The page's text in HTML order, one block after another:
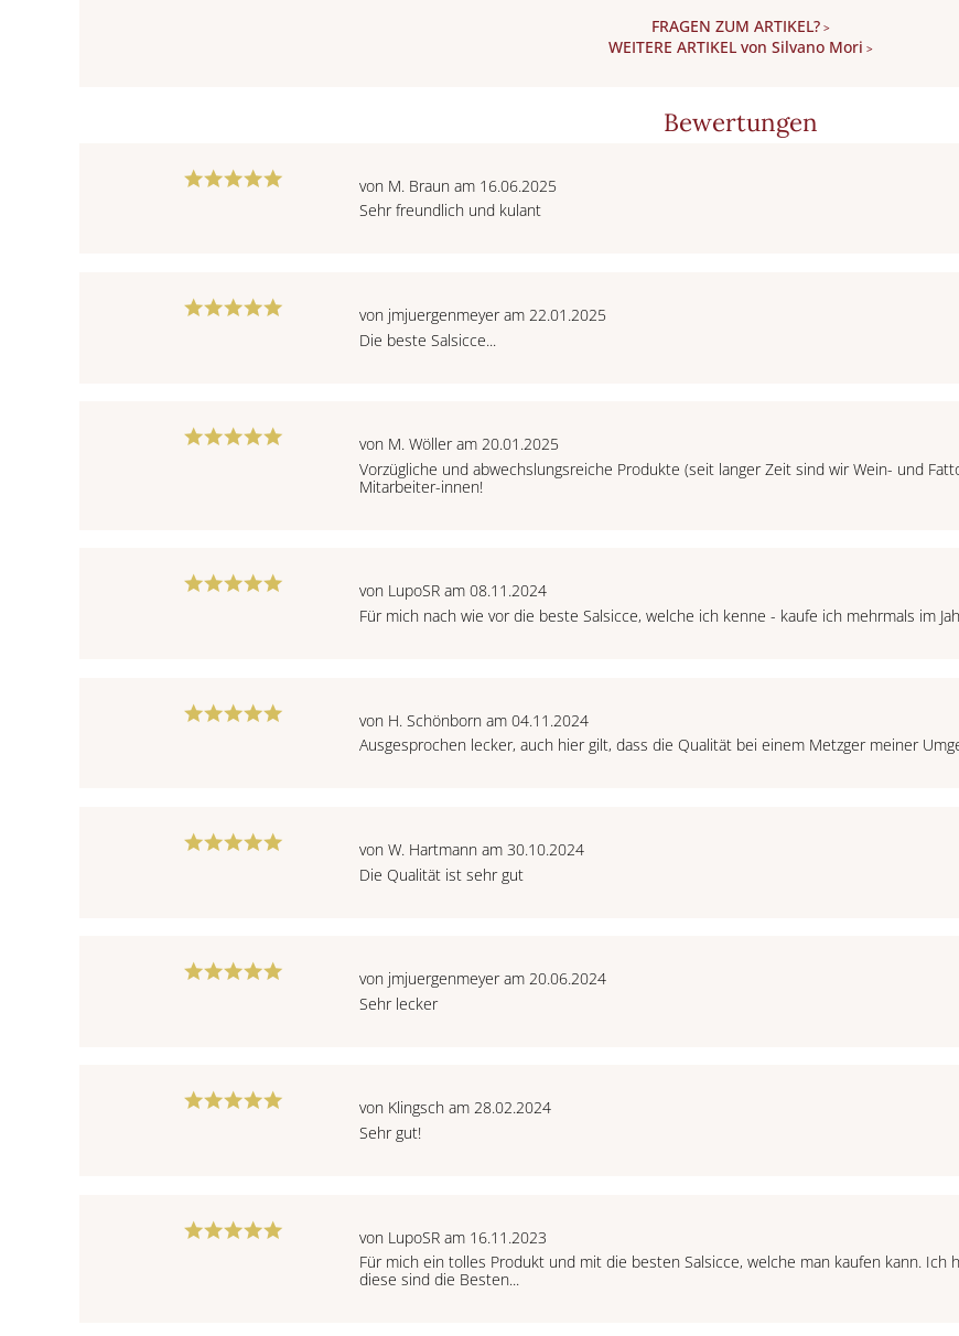
FRAGEN ZUM ARTIKEL? >
WEITERE ARTIKEL von Silvano Mori >
Bewertungen
von M. Braun am 16.06.2025
Sehr freundlich und kulant
von jmjuergenmeyer am 22.01.2025
Die beste Salsicce...
von M. Wöller am 20.01.2025
Vorzügliche und abwechslungsreiche Produkte (seit langer Zeit sind wir Wein- und
Mitarbeiter-innen!
von LupoSR am 08.11.2024
Für mich nach wie vor die beste Salsicce, welche ich kenne - kaufe ich mehrmals im
von H. Schönborn am 04.11.2024
Ausgesprochen lecker, auch hier gilt, dass die Qualität bei einem Metzger meiner
von W. Hartmann am 30.10.2024
Die Qualität ist sehr gut
von jmjuergenmeyer am 20.06.2024
Sehr lecker
von Klingsch am 28.02.2024
Sehr gut!
von LupoSR am 16.11.2023
Für mich ein tolles Produkt und mit die besten Salsicce, welche man kaufen kann.
diese sind die Besten...